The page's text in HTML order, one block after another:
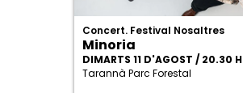
Concert. Festival Nosaltres
Minoria
DIMARTS 11 D'AGOST / 20.30 H
Tarannà Parc Forestal